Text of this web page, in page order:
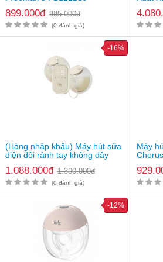
Trọn bộ sản phẩm máy hút sữa
Cách bảo quản và vệ sinh máy
1 FB1110RH
Đầu tiên tháo toàn bộ các bộ phận
899.000đ 985.000đ
(0 đánh giá)
(Hàng nhập khẩu) Máy hút sữa
điện đôi rảnh tay không dây
FB1366PW
1.088.000đ 1.300.000đ
-16%
(0 đánh giá)
Máy
-12%